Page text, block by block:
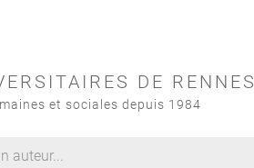
DE RENNES
et sociales depuis 1984